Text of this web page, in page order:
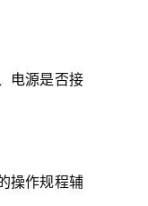
电源是否接
操作规程辅